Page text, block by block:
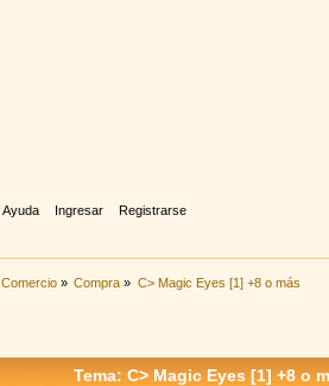
Ayuda Ingresar Registrarse
Comercio » Compra » C> Magic Eyes [1] +8 o más
Tema: C> Magic Eyes [1] +8 o